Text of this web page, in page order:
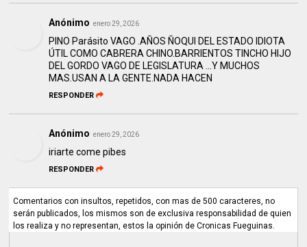
Anónimo enero 29, 2026
PINO Parásito VAGO .AÑOS ÑOQUI DEL ESTADO IDIOTA
ÚTIL COMO CABRERA CHINO.BARRIENTOS TINCHO HIJO
DEL GORDO VAGO DE LEGISLATURA ...Y MUCHOS
MAS.USAN A LA GENTE.NADA HACEN
RESPONDER
Anónimo enero 29, 2026
iriarte come pibes
RESPONDER
Comentarios con insultos, repetidos, con mas de 500 caracteres, no
serán publicados, los mismos son de exclusiva responsabilidad de quien
los realiza y no representan, estos la opinión de Cronicas Fueguinas.